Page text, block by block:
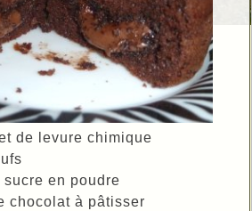
de levure chimique
en poudre
à pâtisser